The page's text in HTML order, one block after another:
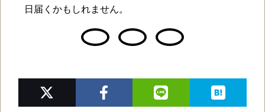
日届くかもしれません。